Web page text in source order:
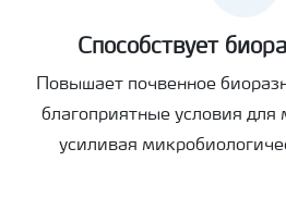
Способствует
Повышает почвенное
благоприятные условия для
усиливая